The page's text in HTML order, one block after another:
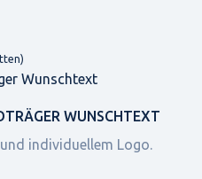
WUNSCHTEXT
individuellem Logo.